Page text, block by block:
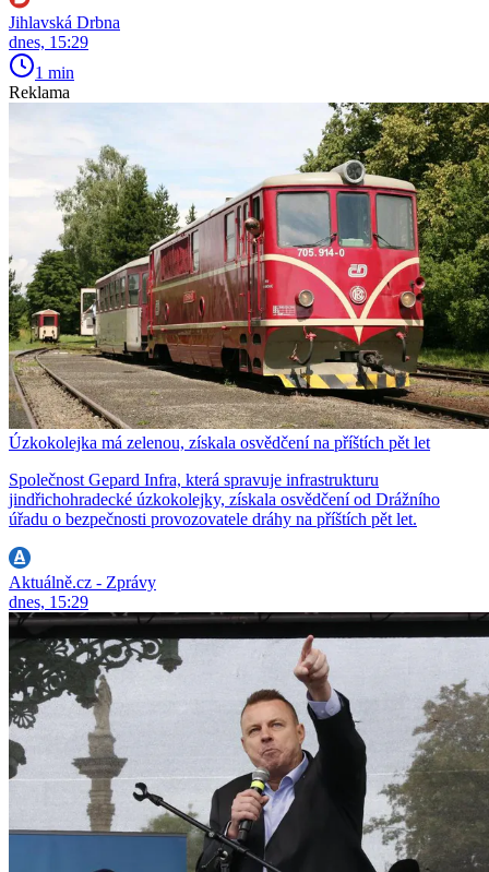
Jihlavská Drbna
dnes, 15:29
1 min
Reklama
Úzkokolejka má zelenou, získala osvědčení na příštích pět let
Společnost Gepard Infra, která spravuje infrastrukturu
jindřichohradecké úzkokolejky, získala osvědčení od Drážního
úřadu o bezpečnosti provozovatele dráhy na příštích pět let.
Aktuálně.cz - Zprávy
dnes, 15:29